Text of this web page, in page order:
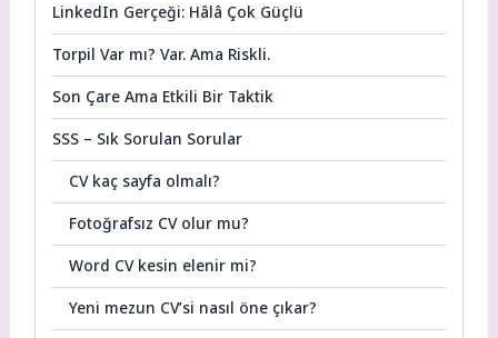
LinkedIn Gerçeği: Hâlâ Çok Güçlü
Torpil Var mı? Var. Ama Riskli.
Son Çare Ama Etkili Bir Taktik
SSS – Sık Sorulan Sorular
CV kaç sayfa olmalı?
Fotoğrafsız CV olur mu?
Word CV kesin elenir mi?
Yeni mezun CV’si nasıl öne çıkar?